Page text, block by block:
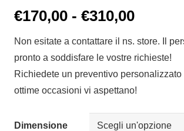
€170,00 - €310,00Fascia
da
a
Non esitate a contattare il ns. store. Il
pronto a soddisfare le vostre richieste!
Richiedete un preventivo personalizzato
ottime occasioni vi aspettano!
Dimensione